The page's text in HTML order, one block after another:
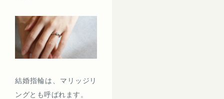
結婚指輪は、マリッジリ
ングとも呼ばれます。